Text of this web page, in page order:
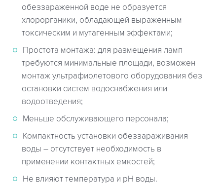
обеззараженной воде не образуется
хлорорганики, обладающей выраженным
токсическим и мутагенным эффектами;
Простота монтажа: для размещения ламп
требуются минимальные площади, возможен
монтаж ультрафиолетового оборудования без
остановки систем водоснабжения или
водоотведения;
Меньше обслуживающего персонала;
Компактность установки обеззараживания
воды – отсутствует необходимость в
применении контактных емкостей;
Не влияют температура и рН воды.